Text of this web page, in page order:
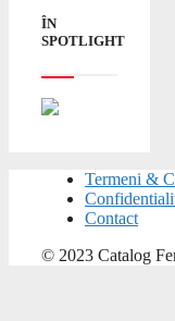
ÎN
SPOTLIGHT
Termeni &
Contact
© 2023 Catalog